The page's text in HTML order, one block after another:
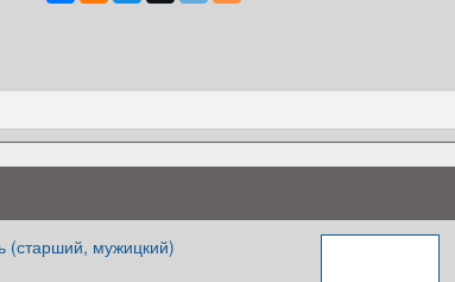
(старший, мужицкий)